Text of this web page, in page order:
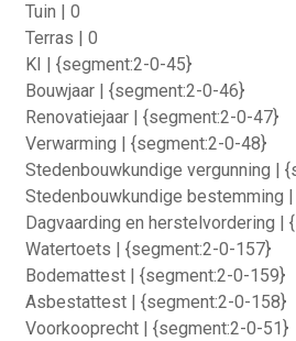
Tuin | 0
Terras | 0
KI | {segment:2-0-45}
Bouwjaar | {segment:2-0-46}
Renovatiejaar | {segment:2-0-47}
Verwarming | {segment:2-0-48}
Stedenbouwkundige vergunning |
Stedenbouwkundige bestemming
Dagvaarding en herstelvordering |
Watertoets | {segment:2-0-157}
Bodemattest | {segment:2-0-159}
Asbestattest | {segment:2-0-158}
Voorkooprecht | {segment:2-0-51}